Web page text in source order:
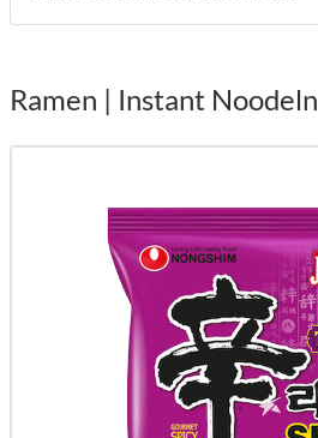
Ramen | Instant Noodeln